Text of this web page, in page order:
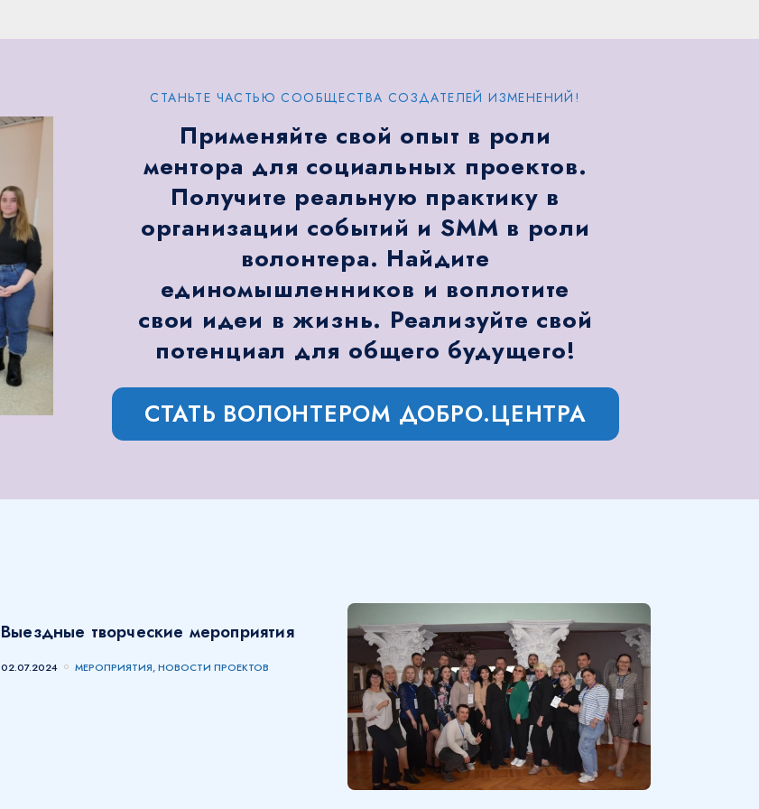
СТАНЬТЕ ЧАСТЬЮ СООБЩЕСТВА СОЗДАТЕЛЕЙ ИЗМЕНЕНИЙ!
Применяйте свой опыт в роли
ментора для социальных проектов.
Получите реальную практику в
организации событий и SMM в роли
волонтера. Найдите
единомышленников и воплотите
свои идеи в жизнь. Реализуйте свой
потенциал для общего будущего!
СТАТЬ ВОЛОНТЕРОМ ДОБРО.ЦЕНТРА
Выездные творческие мероприятия
02.07.2024 МЕРОПРИЯТИЯ, НОВОСТИ ПРОЕКТОВ